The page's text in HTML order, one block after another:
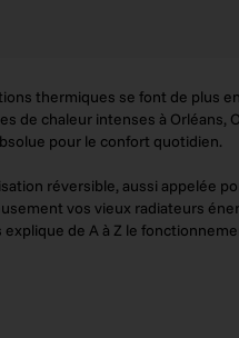
thermiques se font de plus
de chaleur intenses à Orléans,
pour le confort quotidien.
réversible, aussi appelée
vos vieux radiateurs
explique de A à Z le